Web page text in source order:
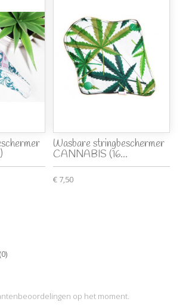
Wasbare stringbeschermer
CANNABIS (16...
€ 7,50
op het moment.